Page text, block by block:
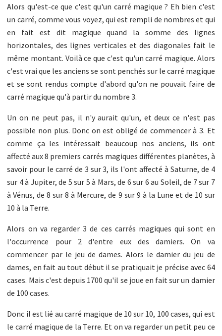
Alors qu'est-ce que c'est qu'un carré magique ? Eh bien c'est
un carré, comme vous voyez, qui est rempli de nombres et qui
en fait est dit magique quand la somme des lignes
horizontales, des lignes verticales et des diagonales fait le
même montant. Voilà ce que c'est qu'un carré magique. Alors
c'est vrai que les anciens se sont penchés sur le carré magique
et se sont rendus compte d'abord qu'on ne pouvait faire de
carré magique qu'à partir du nombre 3.
Un on ne peut pas, il n'y aurait qu'un, et deux ce n'est pas
possible non plus. Donc on est obligé de commencer à 3. Et
comme ça les intéressait beaucoup nos anciens, ils ont
affecté aux 8 premiers carrés magiques différentes planètes, à
savoir pour le carré de 3 sur 3, ils l'ont affecté à Saturne, de 4
sur 4 à Jupiter, de 5 sur 5 à Mars, de 6 sur 6 au Soleil, de 7 sur 7
à Vénus, de 8 sur 8 à Mercure, de 9 sur 9 à la Lune et de 10 sur
10 à la Terre.
Alors on va regarder 3 de ces carrés magiques qui sont en
l'occurrence pour 2 d'entre eux des damiers. On va
commencer par le jeu de dames. Alors le damier du jeu de
dames, en fait au tout début il se pratiquait je précise avec 64
cases. Mais c'est depuis 1700 qu'il se joue en fait sur un damier
de 100 cases.
Donc il est lié au carré magique de 10 sur 10, 100 cases, qui est
le carré magique de la Terre. Et on va regarder un petit peu ce